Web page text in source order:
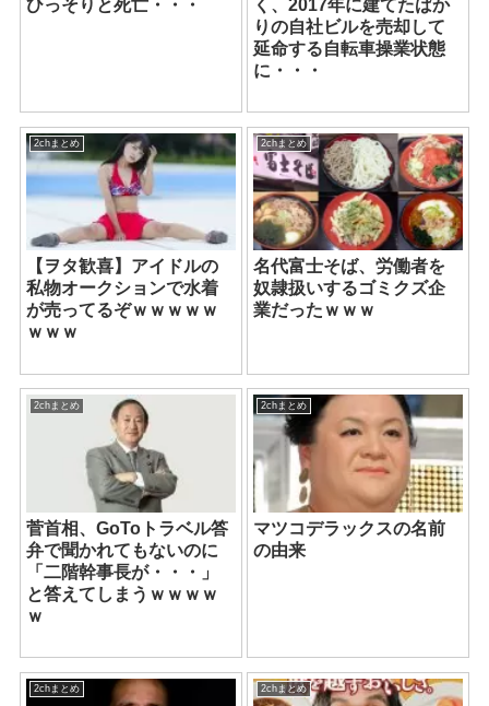
ひっそりと死亡・・・
く、2017年に建てたばか
りの自社ビルを売却して
延命する自転車操業状態
に・・・
2chまとめ
【ヲタ歓喜】アイドルの
私物オークションで水着
が売ってるぞｗｗｗｗｗ
ｗｗｗ
2chまとめ
名代富士そば、労働者を
奴隷扱いするゴミクズ企
業だったｗｗｗ
2chまとめ
菅首相、GoToトラベル答
弁で聞かれてもないのに
「二階幹事長が・・・」
と答えてしまうｗｗｗｗ
ｗ
2chまとめ
マツコデラックスの名前
の由来
2chまとめ 2chまとめ